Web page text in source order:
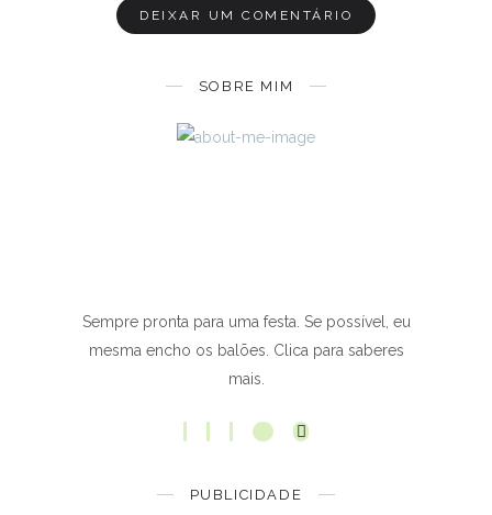
SOBRE MIM
Sempre pronta para uma festa. Se possível, eu
mesma encho os balões. Clica para saberes
mais.
PUBLICIDADE